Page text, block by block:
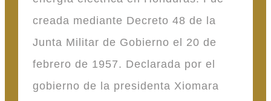
creada mediante Decreto 48 de la
Junta Militar de Gobierno el 20 de
febrero de 1957. Declarada por el
gobierno de la presidenta Xiomara